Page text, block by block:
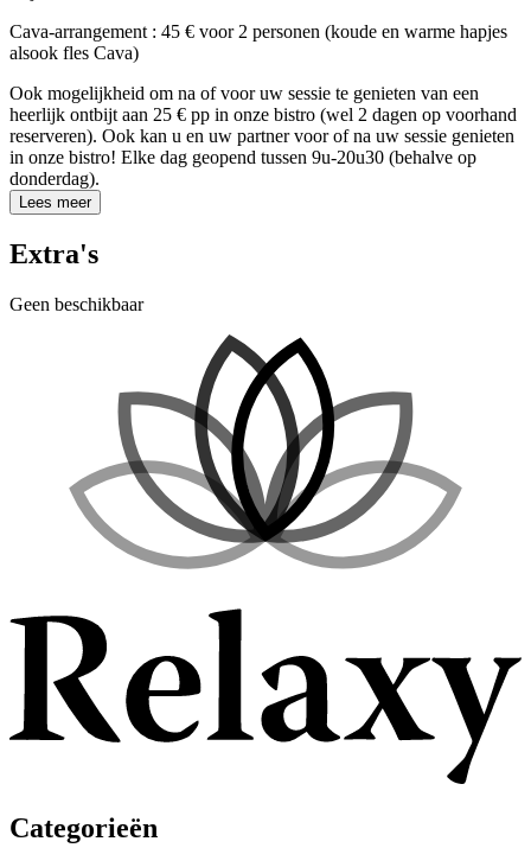
Cava-arrangement : 45 € voor 2 personen (koude en warme hapjes
alsook fles Cava)
Ook mogelijkheid om na of voor uw sessie te genieten van een
heerlijk ontbijt aan 25 € pp in onze bistro (wel 2 dagen op voorhand
reserveren). Ook kan u en uw partner voor of na uw sessie genieten
in onze bistro! Elke dag geopend tussen 9u-20u30 (behalve op
donderdag).
Lees meer
Extra's
Geen beschikbaar
Categorieën